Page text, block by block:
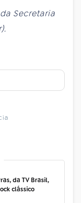
Secretaria
da TV Brasil,
clássico